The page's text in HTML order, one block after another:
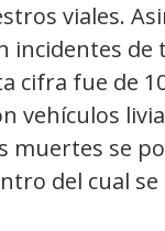
viales.
incidentes de
cifra fue de
vehículos
muertes se
del cual se